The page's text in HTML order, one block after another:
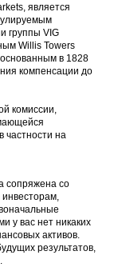
является
группы VIG
Willis Towers
в 1828
компенсации до
комиссии,
частности на
сопряжена со
у вас нет никаких
активов.
результатов,